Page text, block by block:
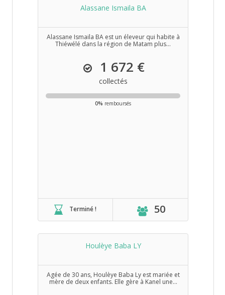
Alassane Ismaila BA
Alassane Ismaila BA est un éleveur qui habite à
Thiéwélé dans la région de Matam plus...
1 672 €
collectés
0% remboursés
Terminé ! 50
Houlèye Baba LY
Agée de 30 ans, Houlèye Baba Ly est mariée et
mère de deux enfants. Elle gère à Kanel une...